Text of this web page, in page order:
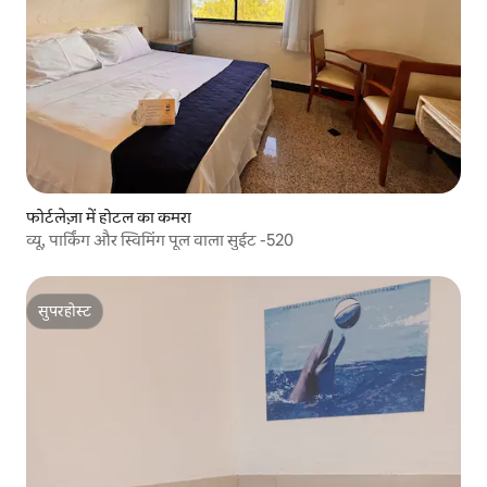
फोर्टलेज़ा में होटल का कमरा
व्यू, पार्किंग और स्विमिंग पूल वाला सुईट -520
सुपरहोस्ट
सुपरहोस्ट